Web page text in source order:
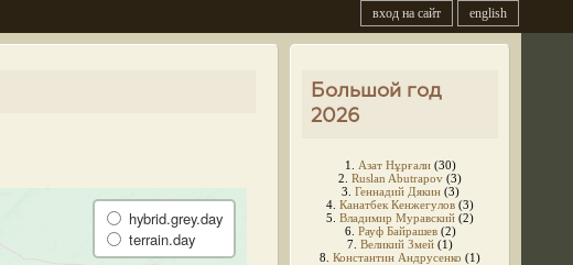
english
вход на сайт
hybrid.grey.day
terrain.day
Большой год
2026
1. Азат Нұрғали(30)
2. Ruslan Abutrapov (3)
3. Геннадий Дякин(3)
4. Канатбек Кенжегулов (3)
5. Владимир Муравский (2)
6. Рауф Байрашев(2)
7. Великий Змей (1)
8. Константин Андрусенко (1)